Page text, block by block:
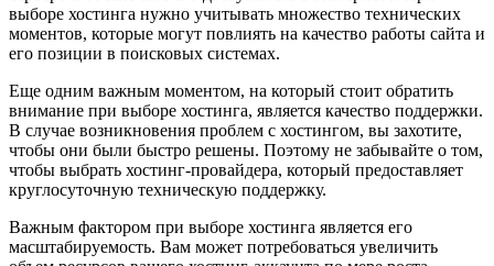
выборе хостинга нужно учитывать множество технических
моментов, которые могут повлиять на качество работы сайта и
его позиции в поисковых системах.
Еще одним важным моментом, на который стоит обратить
внимание при выборе хостинга, является качество поддержки.
В случае возникновения проблем с хостингом, вы захотите,
чтобы они были быстро решены. Поэтому не забывайте о том,
чтобы выбрать хостинг-провайдера, который предоставляет
круглосуточную техническую поддержку.
Важным фактором при выборе хостинга является его
масштабируемость. Вам может потребоваться увеличить